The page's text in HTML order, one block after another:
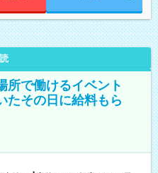
所で働けるイベント
その日に給料もら